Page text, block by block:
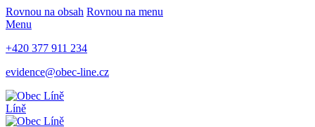
Rovnou na obsah Rovnou na menu
Menu
+420 377 911 234
evidence@obec-line.cz
Líně